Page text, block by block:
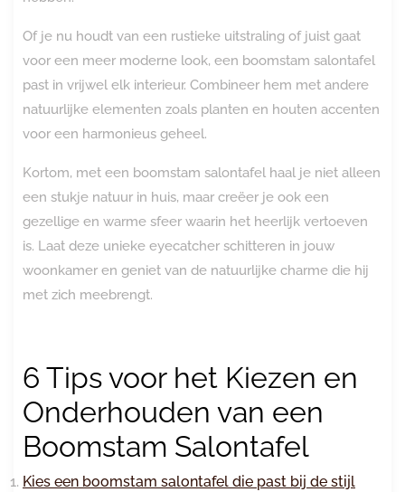
Of je nu houdt van een rustieke uitstraling of juist gaat
voor een meer moderne look, een boomstam salontafel
past in vrijwel elk interieur. Combineer hem met andere
natuurlijke elementen zoals planten en houten accenten
voor een harmonieus geheel.
Kortom, met een boomstam salontafel haal je niet alleen
een stukje natuur in huis, maar creëer je ook een
gezellige en warme sfeer waarin het heerlijk vertoeven
is. Laat deze unieke eyecatcher schitteren in jouw
woonkamer en geniet van de natuurlijke charme die hij
met zich meebrengt.
6 Tips voor het Kiezen en
Onderhouden van een
Boomstam Salontafel
Kies een boomstam salontafel die past bij de stijl